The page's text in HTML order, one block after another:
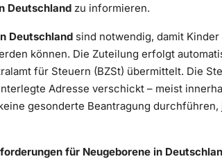
Deutschland zu informieren.
Deutschland sind notwendig, damit
können. Die Zuteilung erfolgt
für Steuern (BZSt) übermittelt. Die
Adresse verschickt – meist
gesonderte Beantragung
für Neugeborene in